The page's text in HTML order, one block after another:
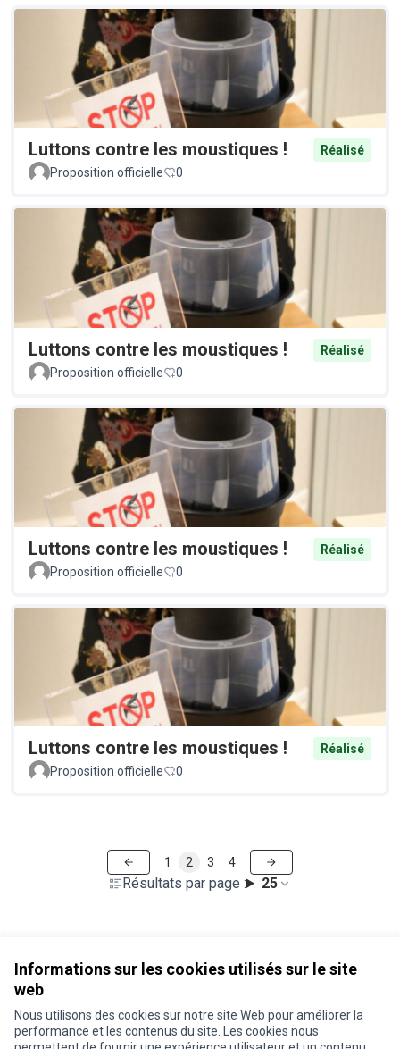
Informations sur les cookies utilisés sur le site
web
Nous utilisons des cookies sur notre site Web pour améliorer la
performance et les contenus du site. Les cookies nous
Luttons contre les moustiques !
Réalisé
Proposition officielle
0
Luttons contre les moustiques !
Réalisé
Proposition officielle
0
Luttons contre les moustiques !
Réalisé
Proposition officielle
0
Luttons contre les moustiques !
Réalisé
Proposition officielle
0
Résultats par page : 25
1 2 3 4
Conditions d'utilisation
Paramètres des cookies